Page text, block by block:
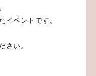
イベントです。
さい。